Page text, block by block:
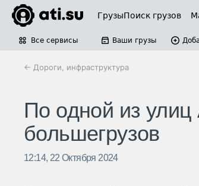
ГрузыПоиск грузов
Все сервисы Ваши грузы
← Дороги, инфраструктура
По одной из
большегрузов
12:14, 22 Октября 2024